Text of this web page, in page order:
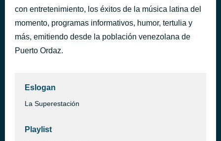
con entretenimiento, los éxitos de la música latina del
momento, programas informativos, humor, tertulia y
más, emitiendo desde la población venezolana de
Puerto Ordaz.
Eslogan
La Superestación
Playlist